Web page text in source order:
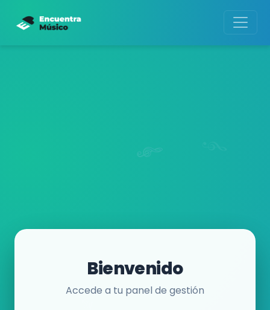
Bienvenido
Accede a tu panel de gestión